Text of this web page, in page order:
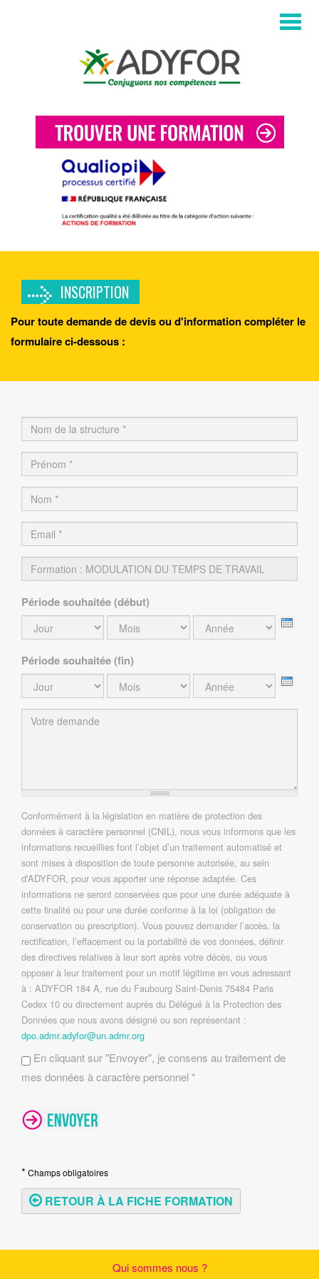
INSCRIPTION
Pour toute demande de devis ou d'information compléter le
formulaire ci-dessous :
Nom de la structure *
Prénom*
Nom*
Email*
Formation
Période souhaitée (début)
Jour
Mois Année
Période souhaitée (fin)
Jour
Mois Année
Votre demande
En cliquant sur "Envoyer", je consens au traitement de
mes données à caractère personnel*
Conformément à la législation en matière de protection des
données à caractère personnel (CNIL), nous vous informons que les
informations recueillies font l’objet d’un traitement automatisé et
sont mises à disposition de toute personne autorisée, au sein
d'ADYFOR, pour vous apporter une réponse adaptée. Ces
informations ne seront conservées que pour une durée adéquate à
cette finalité ou pour une durée conforme à la loi (obligation de
conservation ou prescription). Vous pouvez demander l’accès, la
rectification, l’effacement ou la portabilité de vos données, définir
des directives relatives à leur sort après votre décès, ou vous
opposer à leur traitement pour un motif légitime en vous adressant
à : ADYFOR 184 A, rue du Faubourg Saint-Denis 75484 Paris
Cedex 10 ou directement auprès du Délégué à la Protection des
Données que nous avons désigné ou son représentant :
dpo.admr.adyfor@un.admr.org
En cliquant sur "Envoyer", je consens au traitement de
mes données à caractère personnel *
* Champs obligatoires
RETOUR À LA FICHE FORMATION
Qui sommes nous ?